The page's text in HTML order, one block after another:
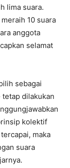
lima suara.
10 suara
anggota
selamat
sebagai
dilakukan
kolektif
maka
suara